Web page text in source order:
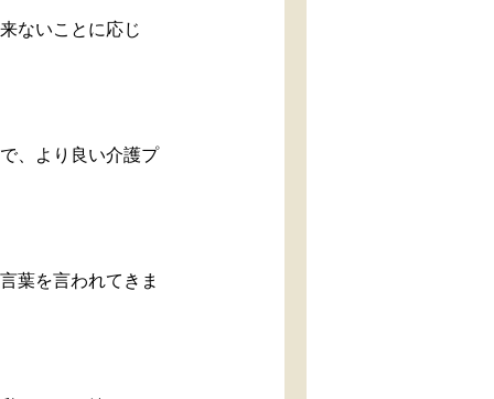
ないことに応じ
、より良い介護プ
葉を言われてきま